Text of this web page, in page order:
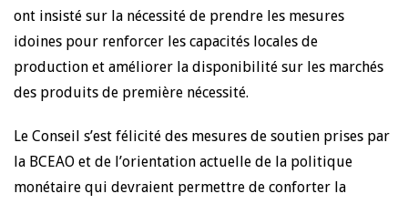
ont insisté sur la nécessité de prendre les mesures
idoines pour renforcer les capacités locales de
production et améliorer la disponibilité sur les marchés
des produits de première nécessité.
Le Conseil s’est félicité des mesures de soutien prises par
la BCEAO et de l’orientation actuelle de la politique
monétaire qui devraient permettre de conforter la